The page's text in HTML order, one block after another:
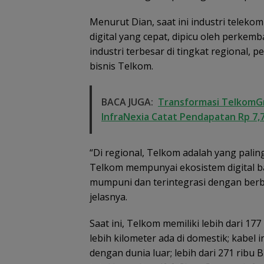
Menurut Dian, saat ini industri
digital yang cepat, dipicu oleh
industri terbesar di tingkat regional,
bisnis Telkom.
BACA JUGA: Transformasi
InfraNexia Catat Pendapatan Rp
“Di regional, Telkom adalah yang
Telkom mempunyai ekosistem digital
mumpuni dan terintegrasi dengan
jelasnya.
Saat ini, Telkom memiliki lebih dari
lebih kilometer ada di domestik;
dengan dunia luar; lebih dari 271 ribu
Dugaan
Rekrutmen
Anggota Polri di
Lingga, Uang